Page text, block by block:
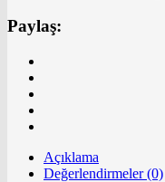
Paylaş:
Açıklama
Değerlendirmeler (0)